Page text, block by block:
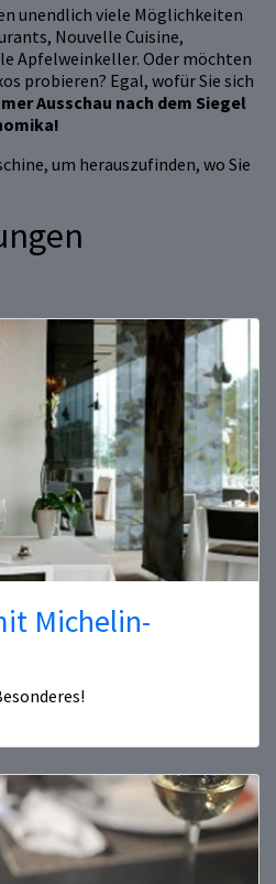
unendlich viele Möglichkeiten
Nouvelle Cuisine,
Apfelweinkeller. Oder möchten
probieren? Egal, wofür Sie sich
Ausschau nach dem Siegel
um herauszufinden, wo Sie
Michelin-